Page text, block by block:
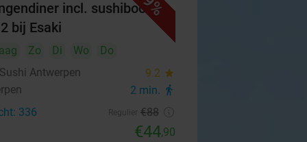
incl. sushiboot
bij Esaki
Zo Di Wo
Do
Antwerpen
9.2 star
2 min. directions_walk
336 €88
€44,90